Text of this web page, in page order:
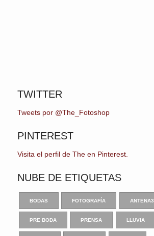
TWITTER
Tweets por @The_Fotoshop
PINTEREST
Visita el perfil de The en Pinterest.
NUBE DE ETIQUETAS
BODAS FOTOGRAFÍA ANTENA3
PRE BODA PRENSA LLUVIA